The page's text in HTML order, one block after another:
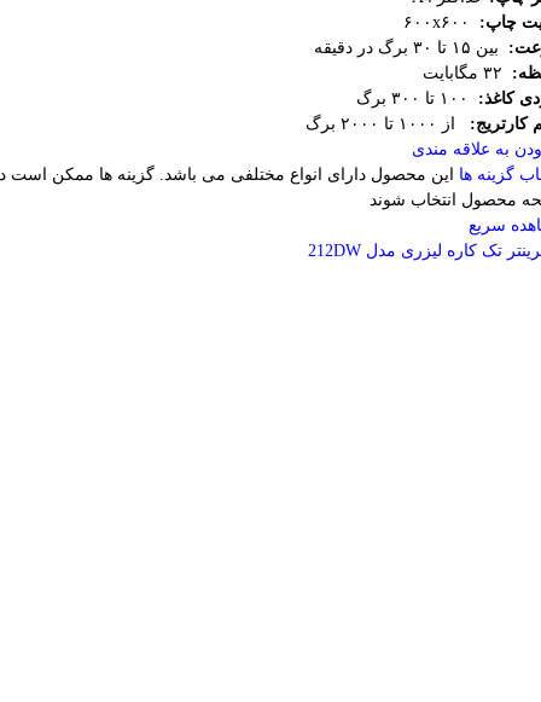
چاپ:
۶۰۰x۶۰۰
بین ۱۵ تا ۳۰ برگ در دقیقه
۳۲ مگابایت
کاغذ:
۱۰۰ تا ۳۰۰ برگ
کارتریج:
از ۱۰۰۰ تا ۲۰۰۰ برگ
به علاقه مندی
گزینه ها
این محصول دارای انواع مختلفی می باشد. گزینه ها ممکن است
محصول انتخاب شوند
سریع